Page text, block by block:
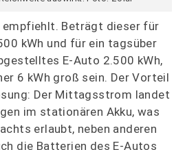
empfiehlt. Beträgt dieser für
kWh und für ein tagsüber
E-Auto 2.500 kWh,
6 kWh groß sein. Der Vorteil
Der Mittagsstrom landet
im stationären Akku, was
erlaubt, neben anderen
die Batterien des E-Autos